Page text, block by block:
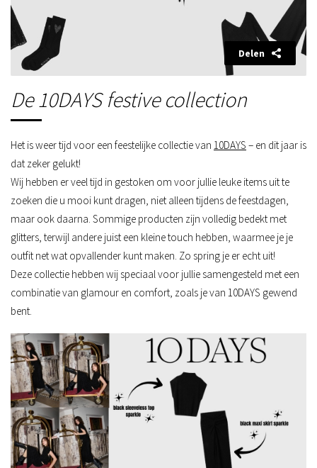
Delen
De 10DAYS festive collection
Het is weer tijd voor een feestelijke collectie van 10DAYS – en dit jaar is
dat zeker gelukt!
Wij hebben er veel tijd in gestoken om voor jullie leuke items uit te
zoeken die u mooi kunt dragen, niet alleen tijdens de feestdagen,
maar ook daarna. Sommige producten zijn volledig bedekt met
glitters, terwijl andere juist een kleine touch hebben, waarmee je je
outfit net wat opvallender kunt maken. Zo spring je er echt uit!
Deze collectie hebben wij speciaal voor jullie samengesteld met een
combinatie van glamour en comfort, zoals je van 10DAYS gewend
bent.